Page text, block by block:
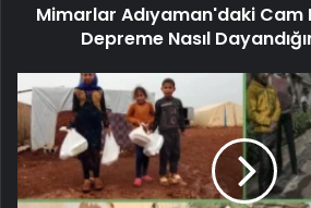
Mimarlar Adıyaman'daki Cam
Depreme Nasıl